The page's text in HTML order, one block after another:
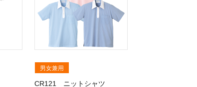
男女兼用
CR121 ニットシャツ